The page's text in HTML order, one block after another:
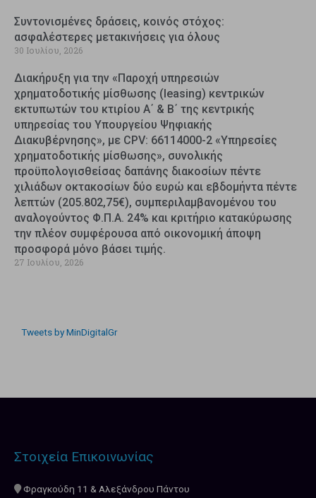
Συντονισμένες δράσεις, κοινός στόχος:
ασφαλέστερες μετακινήσεις για όλους
30 Ιουλίου, 2026
Διακήρυξη για την «Παροχή υπηρεσιών
χρηματοδοτικής μίσθωσης (leasing) κεντρικών
εκτυπωτών του κτιρίου Α΄ & Β΄ της κεντρικής
υπηρεσίας του Υπουργείου Ψηφιακής
Διακυβέρνησης», με CPV: 66114000-2 «Υπηρεσίες
χρηματοδοτικής μίσθωσης», συνολικής
προϋπολογισθείσας δαπάνης διακοσίων πέντε
χιλιάδων οκτακοσίων δύο ευρώ και εβδομήντα πέντε
λεπτών (205.802,75€), συμπεριλαμβανομένου του
αναλογούντος Φ.Π.Α. 24% και κριτήριο κατακύρωσης
την πλέον συμφέρουσα από οικονομική άποψη
προσφορά μόνο βάσει τιμής.
27 Ιουλίου, 2026
Tweets by MinDigitalGr
Στοιχεία Επικοινωνίας
Φραγκούδη 11 & Αλεξάνδρου Πάντου